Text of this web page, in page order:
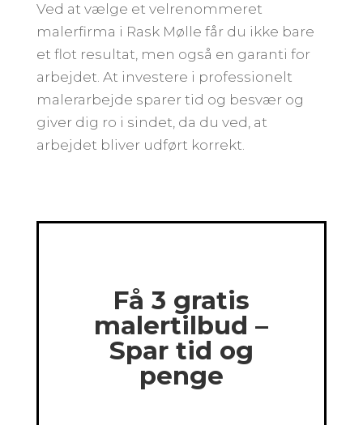
Ved at vælge et velrenommeret
malerfirma i Rask Mølle får du ikke bare
et flot resultat, men også en garanti for
arbejdet. At investere i professionelt
malerarbejde sparer tid og besvær og
giver dig ro i sindet, da du ved, at
arbejdet bliver udført korrekt.
Få 3 gratis
malertilbud –
Spar tid og
penge